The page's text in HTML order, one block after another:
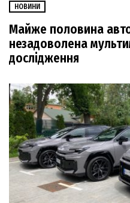
НОВИНИ
Майже половина
незадоволена
дослідження